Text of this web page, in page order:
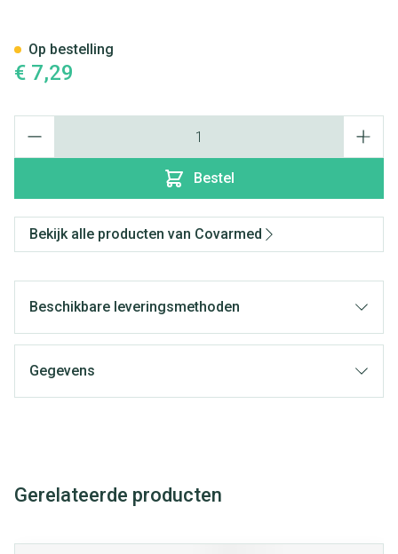
€ 7,29
Bestel
Op bestelling
Bekijk alle producten van Covarmed
Beschikbare leveringsmethoden
Gegevens
Gerelateerde producten